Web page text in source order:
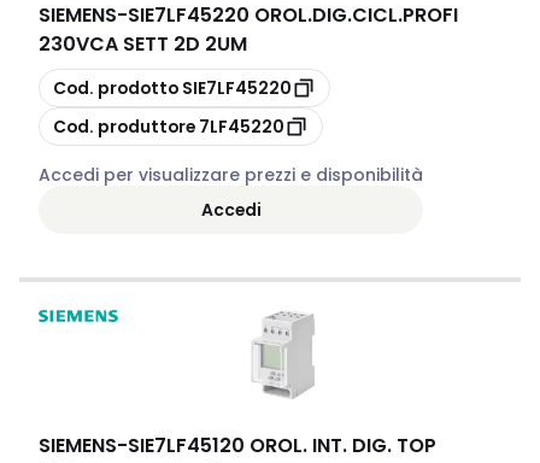
SIEMENS-SIE7LF45220 OROL.DIG.CICL.PROFI
230VCA SETT 2D 2UM
copia
Cod. prodotto SIE7LF45220
copia
Cod. produttore 7LF45220
Accedi per visualizzare prezzi e disponibilità
Accedi
SIEMENS-SIE7LF45120 OROL. INT. DIG. TOP